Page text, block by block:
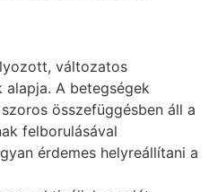
változatos
alapja. A betegségek
összefüggésben áll a
felborulásával
érdemes helyreállítani a